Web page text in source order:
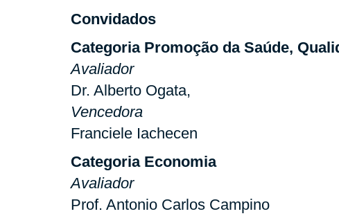
Convidados
Categoria Promoção da Saúde,
Avaliador
Dr. Alberto Ogata,
Vencedora
Franciele Iachecen
Categoria Economia
Avaliador
Prof. Antonio Carlos Campino